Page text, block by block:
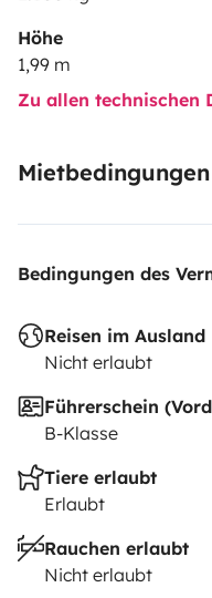
Höhe
1,99 m
Zu allen technischen
Mietbedingungen
Bedingungen des
Reisen im Ausland
Nicht erlaubt
Führerschein
B-Klasse
Tiere erlaubt
Erlaubt
Rauchen erlaubt
Nicht erlaubt